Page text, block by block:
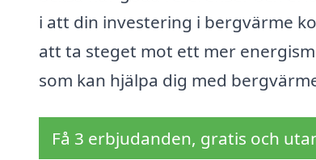
i att din investering i bergvärme
att ta steget mot ett mer
som kan hjälpa dig med
Få 3 erbjudanden, gratis och